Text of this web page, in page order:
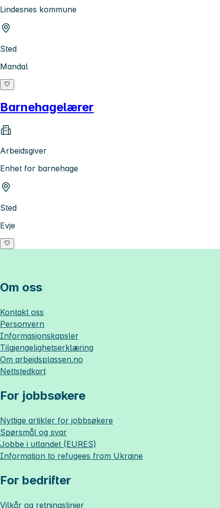
Lindesnes kommune
Sted
Mandal
Barnehagelærer
Arbeidsgiver
Enhet for barnehage
Sted
Evje
Om oss
Kontakt oss
Personvern
Informasjonskapsler
Tilgjengelighetserklæring
Om arbeidsplassen.no
Nettstedkart
For jobbsøkere
Nyttige artikler for jobbsøkere
Spørsmål og svar
Jobbe i utlandet (EURES)
Information to refugees from Ukraine
For bedrifter
Vilkår og retningslinjer